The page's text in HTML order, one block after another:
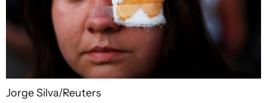
Jorge Silva/Reuters